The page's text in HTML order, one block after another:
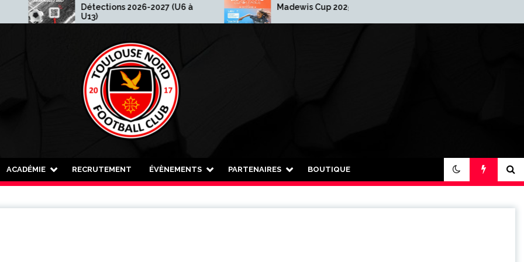
Détections 2026-2027 (U6 à
U13)
Madewis Cup 2025-2026
ACADÉMIE RECRUTEMENT ÉVÈNEMENTS PARTENAIRES BOUTIQUE